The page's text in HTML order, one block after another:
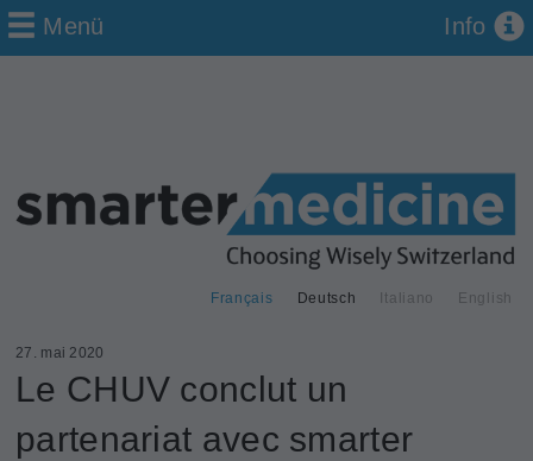
Deutsch
Français Italiano English
Menü Info
27. mai 2020
Le CHUV conclut un
partenariat avec smarter